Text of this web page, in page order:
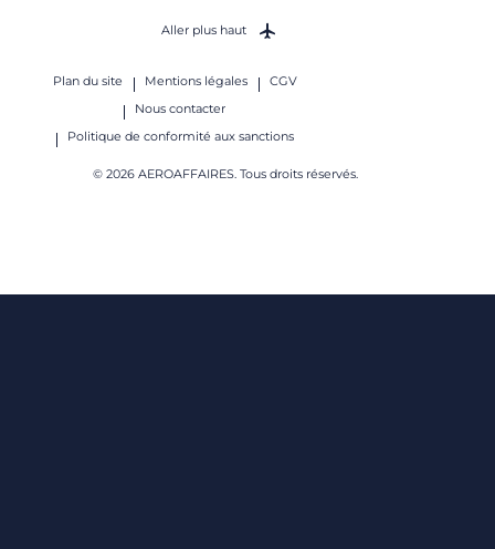
Plan du site Mentions légales
CGV
Nous contacter
Politique de conformité aux sanctions
© 2026 AEROAFFAIRES. Tous droits réservés.
Aller plus haut